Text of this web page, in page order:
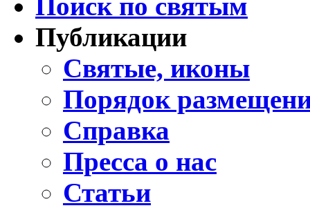
Публикации
Святые, иконы
Порядок
Справка
Пресса о нас
Статьи